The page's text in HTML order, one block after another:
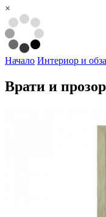
×
Начало Интериор и
Врати и